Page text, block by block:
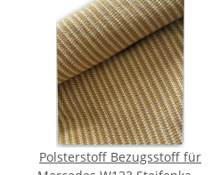
Polsterstoff Bezugsstoff für